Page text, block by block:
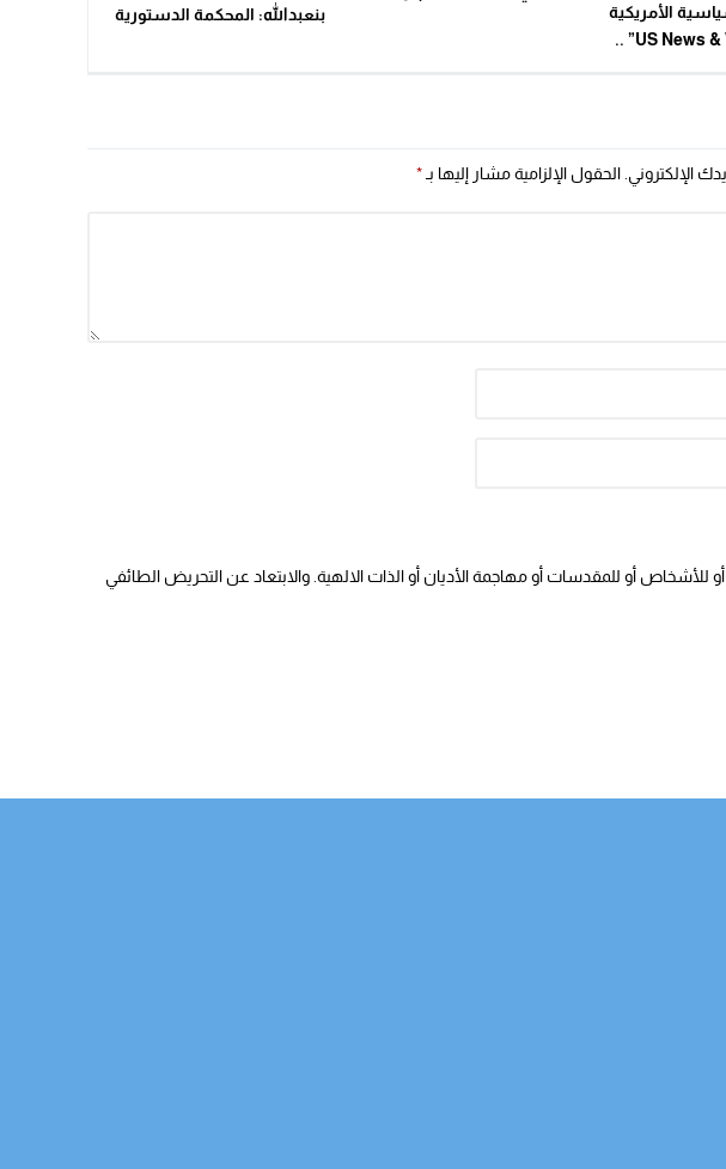
الأمريكية
“US News & World Report” ..
بنعبدالله: المحكمة الدستورية
الإلكتروني. الحقول الإلزامية مشار إليها بـ *
للأشخاص أو للمقدسات أو مهاجمة الأديان أو الذات الالهية. والابتعاد عن التحريض الطائفي